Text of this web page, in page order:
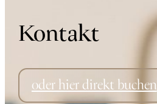
Kontakt
oder hier direkt buchen